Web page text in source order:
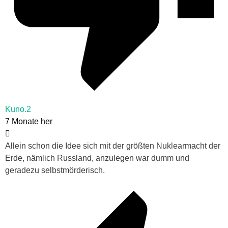
Kuno.2
7 Monate her
Allein schon die Idee sich mit der größten Nuklearmacht der
Erde, nämlich Russland, anzulegen war dumm und
geradezu selbstmörderisch.